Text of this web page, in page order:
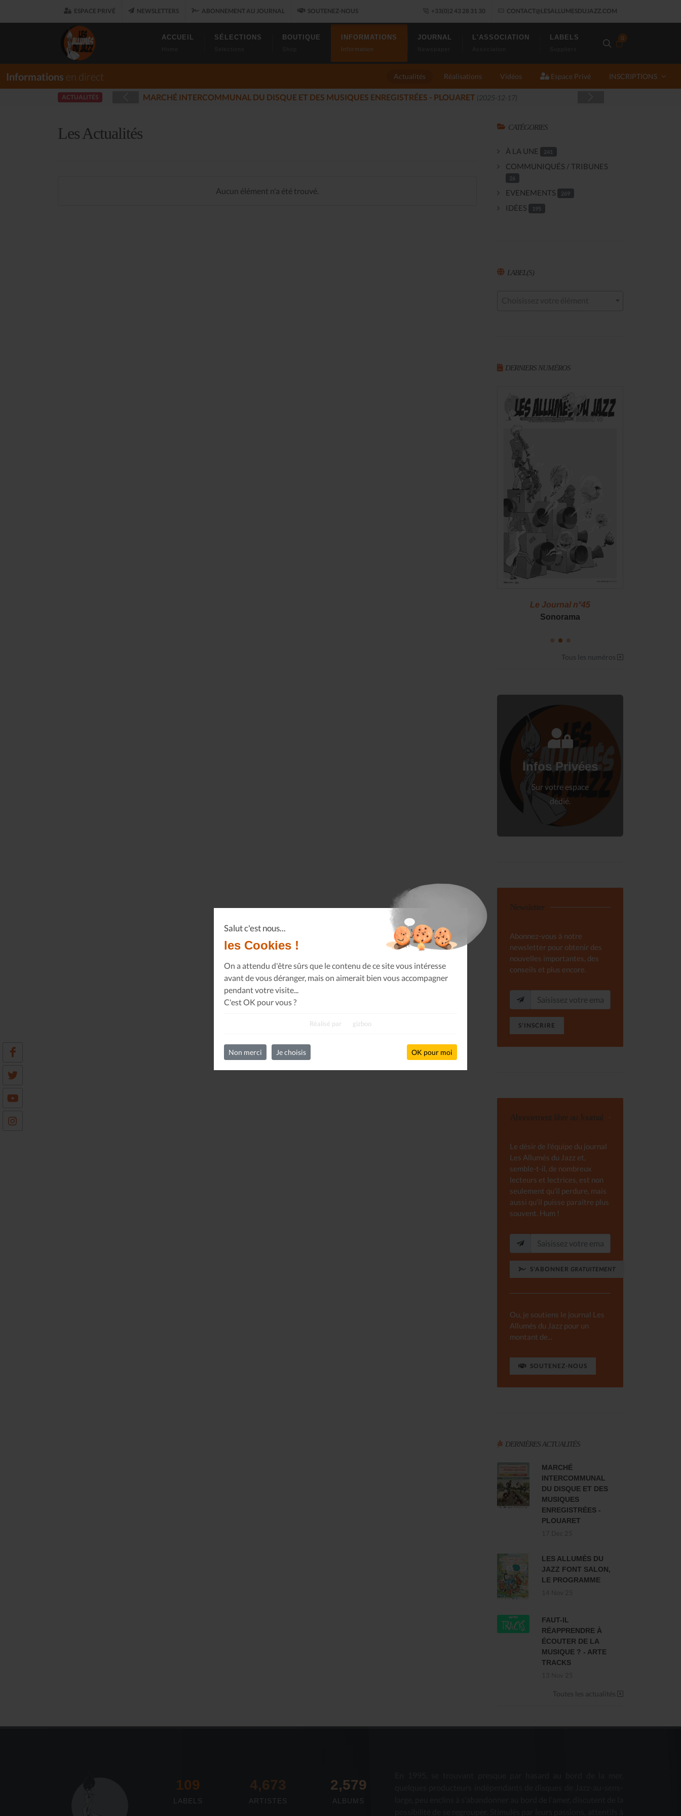
Salut c'est nous...
les Cookies !
On a attendu d'être sûrs que le contenu de ce site vous intéresse
avant de vous déranger, mais on aimerait bien vous accompagner
pendant votre visite...
C'est OK pour vous ?
Réalisé par gizboo
Non merci Je choisis OK pour moi
ESPACE PRIVÉ NEWSLETTERS ABONNEMENT AU JOURNAL SOUTENEZ-NOUS +33(0)2 43 28 31 30 CONTACT@LESALLUMESDUJAZZ.COM
0
ACCUEIL SÉLECTIONS BOUTIQUE INFORMATIONS
Information
JOURNAL L'ASSOCIATION LABELS
Informations en direct Actualités Réalisations Vidéos Espace Privé INSCRIPTIONS
ACTUALITÉS LES ALLUMÉS DU JAZZ FONT SALON, LE PROGRAMME(2025-11-14)
Les Actualités
Aucun élément n'a été trouvé.
CATÉGORIES
À LA UNE 241
COMMUNIQUÉS / TRIBUNES
26
EVENEMENTS 269
IDÉES 195
LABEL(S)
DERNIERS NUMÉROS
Le Journal n°45
Sonorama
Tous les numéros
Infos Privées
Sur votre espace
dédié.
Connectez-vous
à votre espace privé.
Newsletter
Abonnez-vous à notre
newsletter pour obtenir des
nouvelles importantes, des
conseils et plus encore.
S'INSCRIRE
Abonnement libre au Journal
Le désir de l'équipe du journal
Les Allumés du Jazz et,
semble-t-il, de nombreux
lecteurs et lectrices, est non
seulement qu'il perdure, mais
aussi qu'il puisse paraître plus
souvent. Hum !
S'ABONNER GRATUITEMENT
Ou, je soutiens le journal Les
Allumés du Jazz pour un
montant de...
SOUTENEZ-NOUS
DERNIÈRES ACTUALITÉS
MARCHÉ
INTERCOMMUNAL
DU DISQUE ET DES
MUSIQUES
ENREGISTRÉES -
PLOUARET
LES ALLUMÉS DU
JAZZ FONT SALON,
LE PROGRAMME
FAUT-IL
RÉAPPRENDRE À
ÉCOUTER DE LA
MUSIQUE ? - ARTE
TRACKS
Toutes les actualités
117
LABELS
4,673
ARTISTES
2,712
ALBUMS